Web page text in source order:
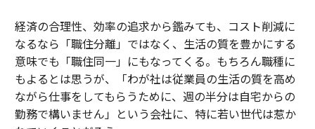
経済の合理性、効率の追求から鑑みても、コスト削減に
なるなら「職住分離」ではなく、生活の質を豊かにする
意味でも「職住同一」にもなってくる。もちろん職種に
もよるとは思うが、「わが社は従業員の生活の質を高め
ながら仕事をしてもらうために、週の半分は自宅からの
勤務で構いません」という会社に、特に若い世代は惹か